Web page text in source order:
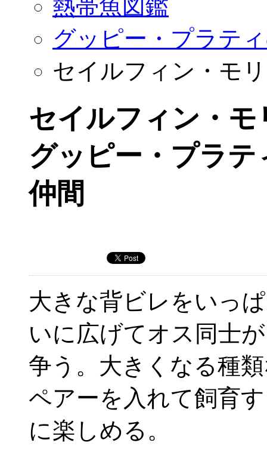
熱帯魚図鑑
グッピー・プラテ
セイルフィン・モリ
セイルフィン・モ
グッピー・プラ
仲間
大きな背ビレをいっぱ
いに広げてオス同士が
争う。大きくなる種
ペアーを入れて飼育
に楽しめる。